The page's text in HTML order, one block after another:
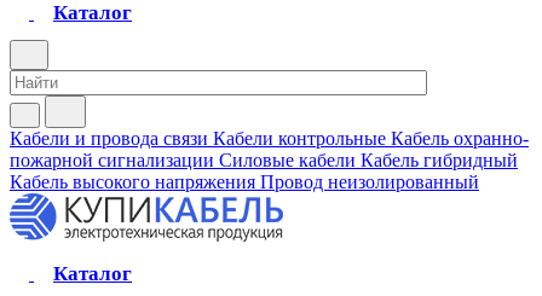
Каталог
Кабели и провода связи Кабели контрольные Кабель охранно-
пожарной сигнализации Силовые кабели Кабель гибридный
Кабель высокого напряжения Провод неизолированный
Каталог